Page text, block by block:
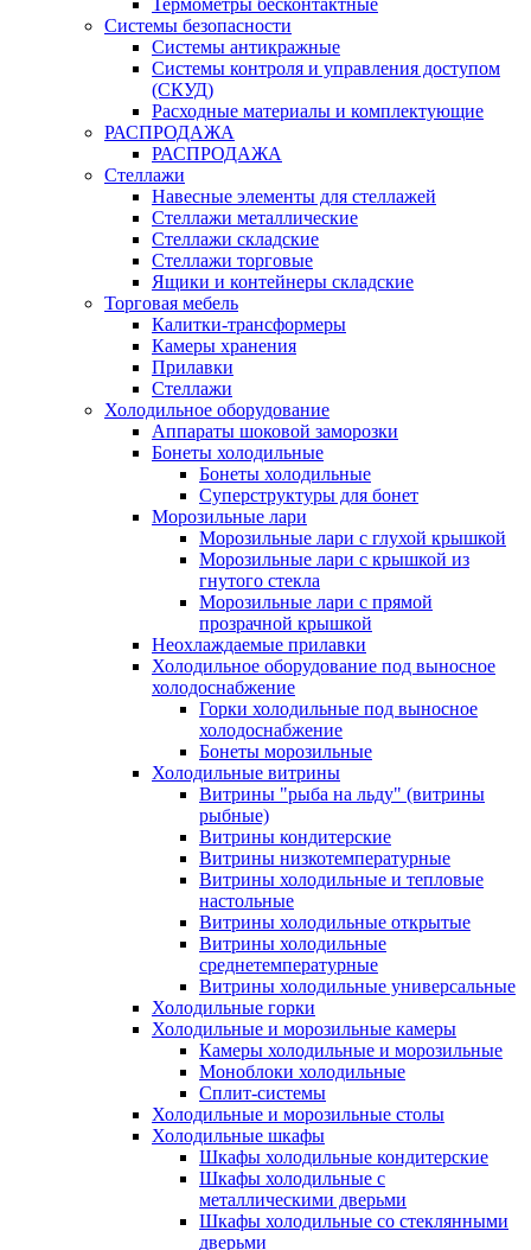
Термометры бесконтактные
Системы безопасности
Системы антикражные
Системы контроля и управления доступом
(СКУД)
Расходные материалы и комплектующие
РАСПРОДАЖА
РАСПРОДАЖА
Стеллажи
Навесные элементы для стеллажей
Стеллажи металлические
Стеллажи складские
Стеллажи торговые
Ящики и контейнеры складские
Торговая мебель
Калитки-трансформеры
Камеры хранения
Прилавки
Стеллажи
Холодильное оборудование
Аппараты шоковой заморозки
Бонеты холодильные
Бонеты холодильные
Суперструктуры для бонет
Морозильные лари
Морозильные лари с глухой крышкой
Морозильные лари с крышкой из
гнутого стекла
Морозильные лари с прямой
прозрачной крышкой
Неохлаждаемые прилавки
Холодильное оборудование под выносное
холодоснабжение
Горки холодильные под выносное
холодоснабжение
Бонеты морозильные
Холодильные витрины
Витрины "рыба на льду" (витрины
рыбные)
Витрины кондитерские
Витрины низкотемпературные
Витрины холодильные и тепловые
настольные
Витрины холодильные открытые
Витрины холодильные
среднетемпературные
Витрины холодильные универсальные
Холодильные горки
Холодильные и морозильные камеры
Камеры холодильные и морозильные
Моноблоки холодильные
Сплит-системы
Холодильные и морозильные столы
Холодильные шкафы
Шкафы холодильные кондитерские
Шкафы холодильные с
металлическими дверьми
Шкафы холодильные со стеклянными
дверьми